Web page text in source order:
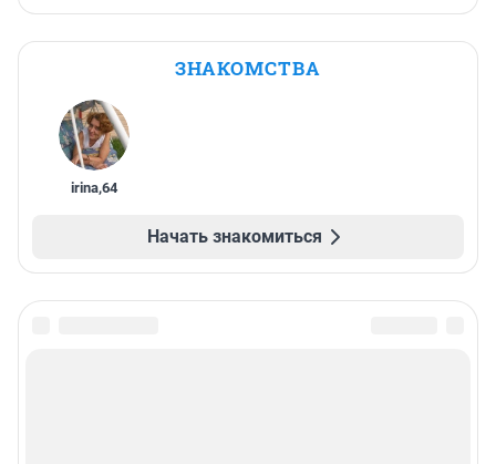
ЗНАКОМСТВА
irina,64
Начать знакомиться